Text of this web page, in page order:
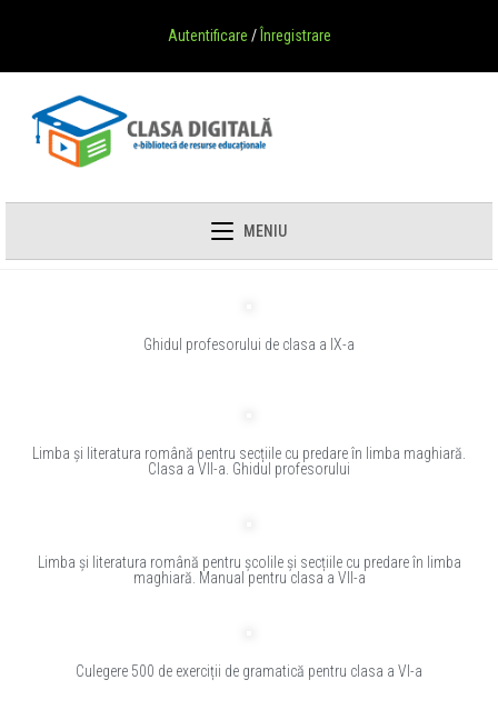
Autentificare / Înregistrare
MENIU
Ghidul profesorului de clasa a IX-a
Limba și literatura română pentru secțiile cu predare în limba maghiară.
Clasa a VII-a. Ghidul profesorului
Limba și literatura română pentru școlile și secțiile cu predare în limba
maghiară. Manual pentru clasa a VII-a
Culegere 500 de exerciții de gramatică pentru clasa a VI-a